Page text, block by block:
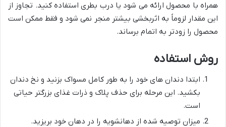
همراه با محصول ارائه می شود یا درب بطری استفاده کنید. تجاوز از
این مقدار لزوماً به اثربخشی بیشتر منجر نمی شود و فقط ممکن است
محصول را زودتر به اتمام برساند.
روش استفاده
ابتدا دندان های خود را به طور کامل مسواک بزنید و نخ دندان
بکشید. این مرحله برای حذف پلاک و ذرات غذای بزرگتر حیاتی
است.
میزان توصیه شده از دهانشویه را در دهان خود بریزید.